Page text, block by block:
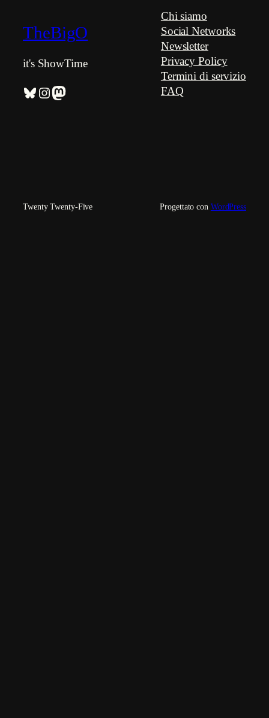
TheBigO
it's ShowTime
Bluesky Instagram Mastodon
Chi siamo
Social Networks
Newsletter
Privacy Policy
Termini di servizio
FAQ
Twenty Twenty-Five Progettato con WordPress